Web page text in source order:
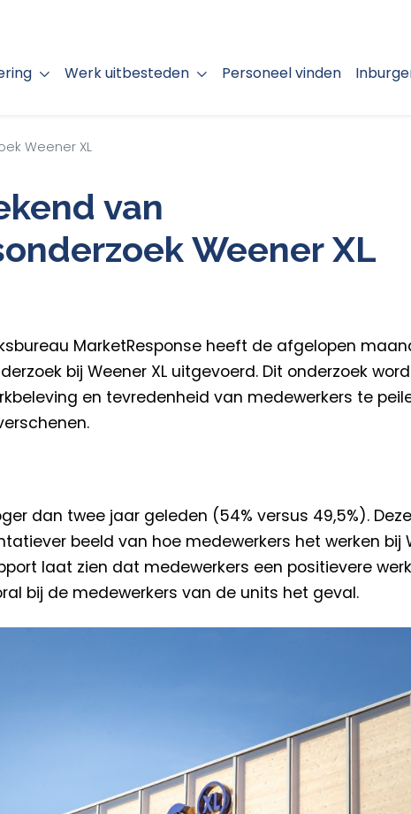
Werk uitbesteden Personeel vinden
Weener XL
van
Weener XL
MarketResponse heeft de afgelopen
bij Weener XL uitgevoerd. Dit onderzoek
en tevredenheid van medewerkers te
dan twee jaar geleden (54% versus 49,5%).
beeld van hoe medewerkers het werken bij
laat zien dat medewerkers een positievere
bij de medewerkers van de units het geval.